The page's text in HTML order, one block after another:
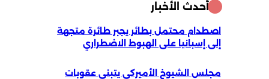
أحدث الأخبار
اصطدام محتمل بطائر يجبر طائرة متجهة
إلى إسبانيا على الهبوط الاضطراري
مجلس الشيوخ الأميركي يتبنى عقوبات